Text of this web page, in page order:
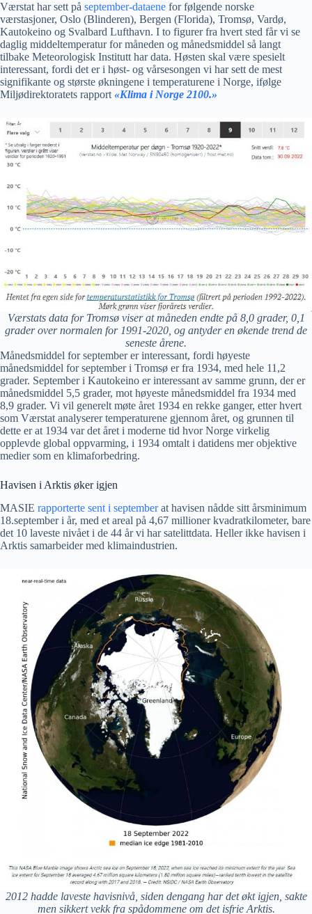
Værstat har sett på september-dataene for følgende norske
værstasjoner, Oslo (Blinderen), Bergen (Florida), Tromsø, Vardø,
Kautokeino og Svalbard Lufthavn. I to figurer fra hvert sted får vi se
daglig middeltemperatur for måneden og månedsmiddel så langt
tilbake Meteorologisk Institutt har data. Høsten skal være spesielt
interessant, fordi det er i høst- og vårsesongen vi har sett de mest
signifikante og største økningene i temperaturene i Norge, ifølge
Miljødirektoratets rapport «Klima i Norge 2100.»
Værstats data for Tromsø viser at måneden endte på 8,0 grader, 0,1
grader over normalen for 1991-2020, og antyder en økende trend de
seneste årene.
Månedsmiddel for september er interessant, fordi høyeste
månedsmiddel for september i Tromsø er fra 1934, med hele 11,2
grader. September i Kautokeino er interessant av samme grunn, der er
månedsmiddel 5,5 grader, mot høyeste månedsmiddel fra 1934 med
8,9 grader. Vi vil generelt møte året 1934 en rekke ganger, etter hvert
som Værstat analyserer temperaturene gjennom året, og grunnen til
dette er at 1934 var det året i moderne tid hvor Norge virkelig
opplevde global oppvarming, i 1934 omtalt i datidens mer objektive
medier som en klimaforbedring.
Havisen i Arktis øker igjen
MASIE rapporterte sent i septemberat havisen nådde sitt årsminimum
18.september i år, med et areal på 4,67 millioner kvadratkilometer, bare
det 10 laveste nivået i de 44 år vi har satelittdata. Heller ikke havisen i
Arktis samarbeider med klimaindustrien.
2012 hadde laveste havisnivå, siden dengang har det økt igjen, sakte
men sikkert vekk fra spådommene om det isfrie Arktis.